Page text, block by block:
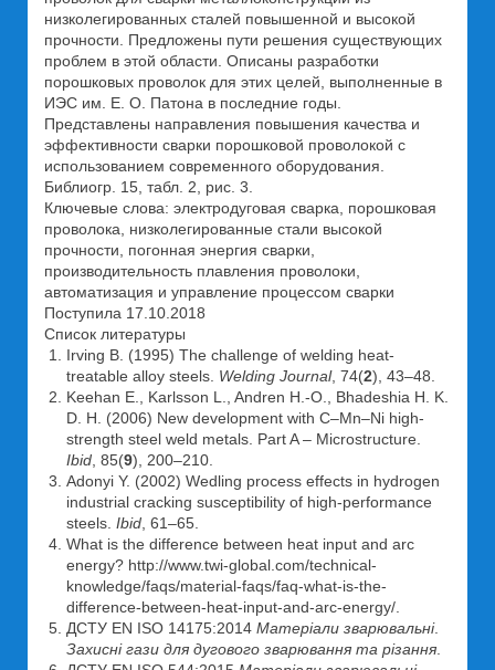
низколегированных сталей повышенной и высокой
прочности. Предложены пути решения существующих
проблем в этой области. Описаны разработки
порошковых проволок для этих целей, выполненные в
ИЭС им. Е. О. Патона в последние годы.
Представлены направления повышения качества и
эффективности сварки порошковой проволокой с
использованием современного оборудования.
Библиогр. 15, табл. 2, рис. 3.
Ключевые слова: электродуговая сварка, порошковая
проволока, низколегированные стали высокой
прочности, погонная энергия сварки,
производительность плавления проволоки,
автоматизация и управление процессом сварки
Поступила 17.10.2018
Список литературы
Irving B. (1995) The challenge of welding heat-
treatable alloy steels. Welding Journal, 74(2), 43–48.
Keehan E., Karlsson L., Andren H.-O., Bhadeshia H. K.
D. H. (2006) New development with C–Mn–Ni high-
strength steel weld metals. Part A – Microstructure.
Ibid, 85(9), 200–210.
Adonyi Y. (2002) Wedling process effects in hydrogen
industrial cracking susceptibility of high-performance
steels. Ibid, 61–65.
What is the difference between heat input and arc
energy? http://www.twi-global.com/technical-
knowledge/faqs/material-faqs/faq-what-is-the-
difference-between-heat-input-and-arc-energy/.
ДСТУ EN ISO 14175:2014 Матеріали зварювальні.
Захисні гази для дугового зварювання та різання.